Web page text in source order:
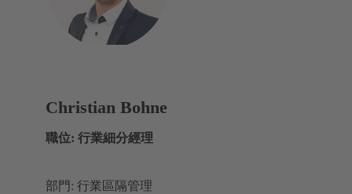
Christian Bohne
職位: 行業細分經理
部門: 行業區隔管理